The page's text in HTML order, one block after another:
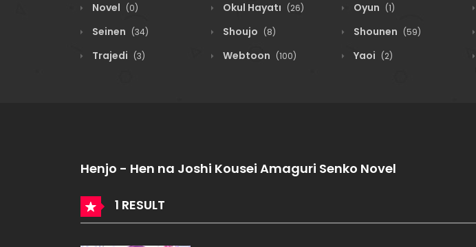
Novel (0) Okul Hayatı (26) Oyun (1)
Seinen (34) Shoujo (8) Shounen (59)
Trajedi (3) Webtoon (100) Yaoi (2)
Henjo - Hen na Joshi Kousei Amaguri Senko Novel
1 RESULT